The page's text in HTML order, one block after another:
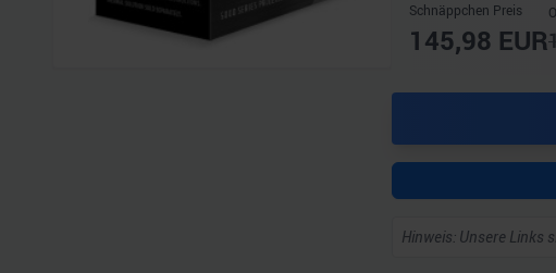
Schnäppchen Preis
145,98 EUR
Hinweis: Unsere Links